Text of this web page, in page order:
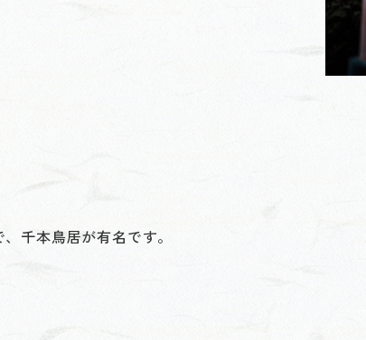
千本鳥居が有名です。